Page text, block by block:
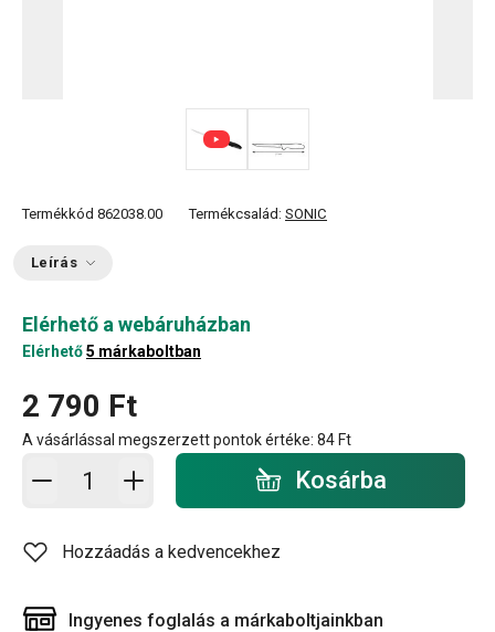
Termékkód 862038.00 Termékcsalád: SONIC
Leírás
Elérhető a webáruházban
Elérhető5 márkaboltban
2 790 Ft
A vásárlással megszerzett pontok értéke: 84 Ft
Kosárba - mennyiség Kosárba
Hozzáadás a kedvencekhez
Ingyenes foglalás a márkaboltjainkban